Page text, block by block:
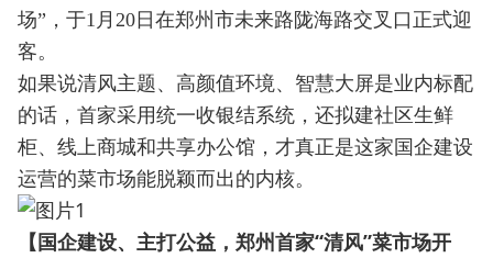
场”，于1月20日在郑州市未来路陇海路交叉口正式迎
客。
如果说清风主题、高颜值环境、智慧大屏是业内标配
的话，首家采用统一收银结系统，还拟建社区生鲜
柜、线上商城和共享办公馆，才真正是这家国企建设
运营的菜市场能脱颖而出的内核。
【国企建设、主打公益，郑州首家“清风”菜市场开